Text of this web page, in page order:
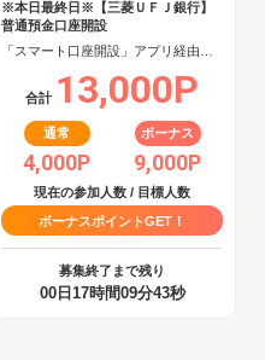
※本日最終日※【三菱ＵＦＪ銀行】
普通預金口座開設
合計 13,000P
通常
4,000P
ボーナス
9,000P
現在の参加人数 / 目標人数
ボーナスポイントGET！
募集終了まで残り
00日17時間09分42秒